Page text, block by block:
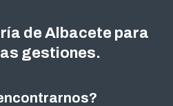
de Albacete para
gestiones.